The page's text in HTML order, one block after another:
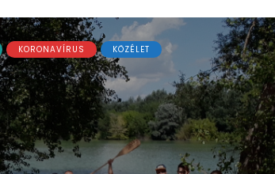
KORONAVÍRUS KÖZÉLET